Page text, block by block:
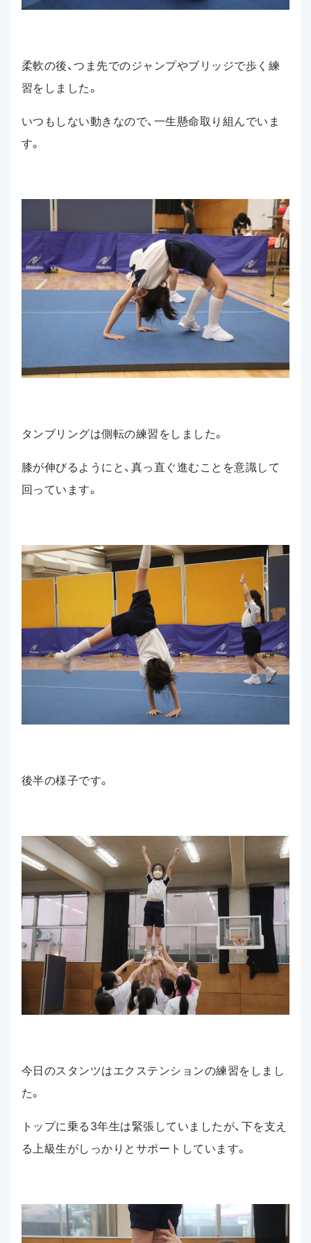
柔軟の後、つま先でのジャンプやブリッジで歩く練
習をしました。
いつもしない動きなので、一生懸命取り組んでいま
す。
タンブリングは側転の練習をしました。
膝が伸びるようにと、真っ直ぐ進むことを意識して
回っています。
後半の様子です。
今日のスタンツはエクステンションの練習をしまし
た。
トップに乗る3年生は緊張していましたが、下を支え
る上級生がしっかりとサポートしています。